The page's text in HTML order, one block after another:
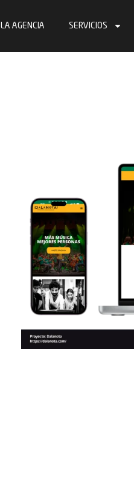
LA AGENCIA SERVICIOS